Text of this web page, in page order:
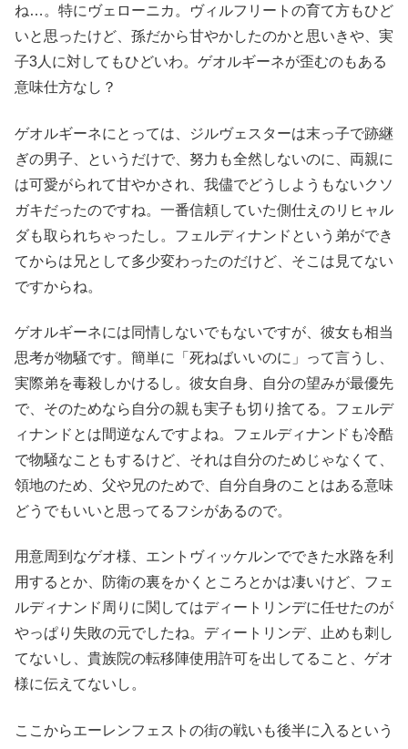
ね…。特にヴェローニカ。ヴィルフリートの育て方もひど
いと思ったけど、孫だから甘やかしたのかと思いきや、実
子3人に対してもひどいわ。ゲオルギーネが歪むのもある
意味仕方なし？
ゲオルギーネにとっては、ジルヴェスターは末っ子で跡継
ぎの男子、というだけで、努力も全然しないのに、両親に
は可愛がられて甘やかされ、我儘でどうしようもないクソ
ガキだったのですね。一番信頼していた側仕えのリヒャル
ダも取られちゃったし。フェルディナンドという弟ができ
てからは兄として多少変わったのだけど、そこは見てない
ですからね。
ゲオルギーネには同情しないでもないですが、彼女も相当
思考が物騒です。簡単に「死ねばいいのに」って言うし、
実際弟を毒殺しかけるし。彼女自身、自分の望みが最優先
で、そのためなら自分の親も実子も切り捨てる。フェルデ
ィナンドとは間逆なんですよね。フェルディナンドも冷酷
で物騒なこともするけど、それは自分のためじゃなくて、
領地のため、父や兄のためで、自分自身のことはある意味
どうでもいいと思ってるフシがあるので。
用意周到なゲオ様、エントヴィッケルンでできた水路を利
用するとか、防衛の裏をかくところとかは凄いけど、フェ
ルディナンド周りに関してはディートリンデに任せたのが
やっぱり失敗の元でしたね。ディートリンデ、止めも刺し
てないし、貴族院の転移陣使用許可を出してること、ゲオ
様に伝えてないし。
ここからエーレンフェストの街の戦いも後半に入るという